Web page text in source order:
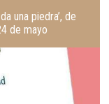
una piedra’, de
de mayo